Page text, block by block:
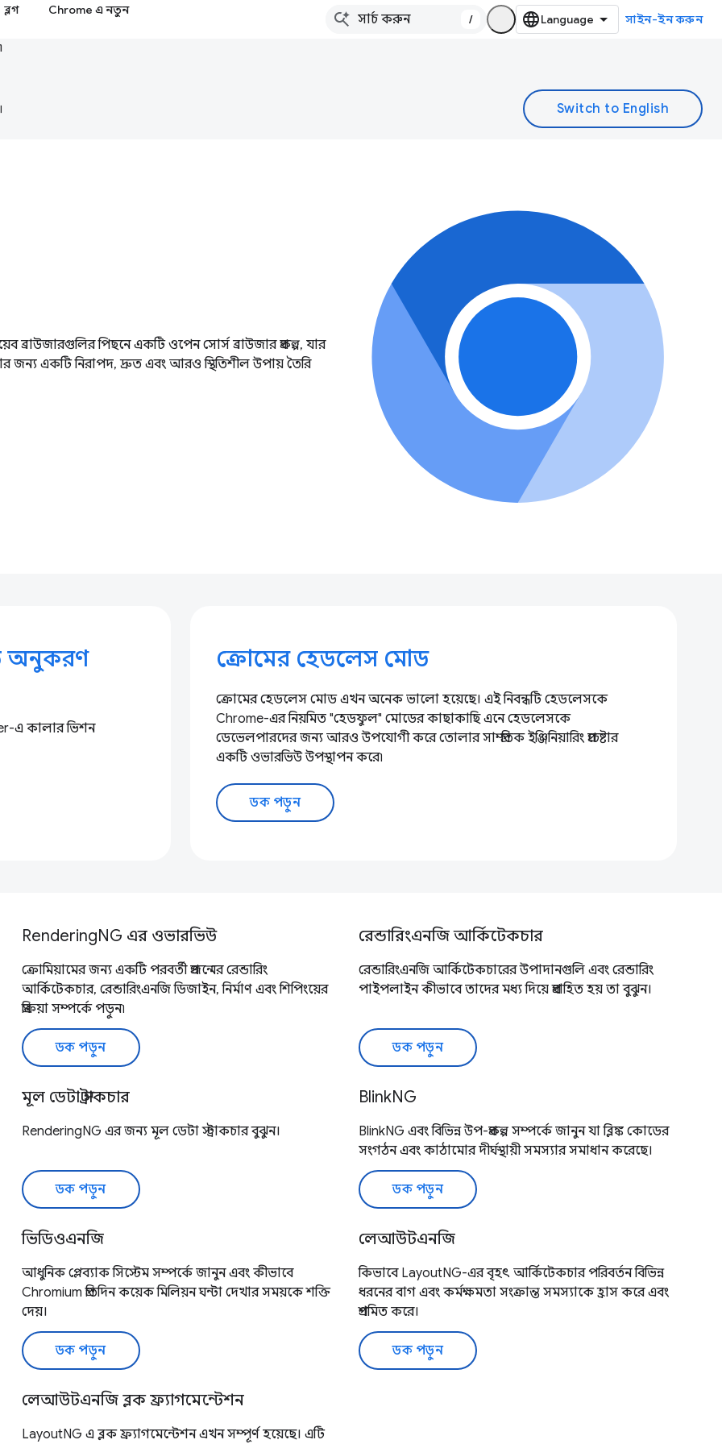
ব্লগ Chrome এ নতুন
/
সাইন-ইন করুন
পিছনে একটি ওপেন সোর্স ব্রাউজার প্রকল্প, যার
জন্য একটি নিরাপদ, দ্রুত এবং আরও স্থিতিশীল উপায় তৈরি
অনুকরণ
এ কালার ভিশন
ক্রোমের হেডলেস মোড
ক্রোমের হেডলেস মোড এখন অনেক ভালো হয়েছে। এই নিবন্ধটি হেডলেসকে
Chrome-এর নিয়মিত "হেডফুল" মোডের কাছাকাছি এনে হেডলেসকে
ডেভেলপারদের জন্য আরও উপযোগী করে তোলার সাম্প্রতিক ইঞ্জিনিয়ারিং প্রচেষ্টার
একটি ওভারভিউ উপস্থাপন করে৷
ডক পড়ুন
RenderingNG এর ওভারভিউ
ক্রোমিয়ামের জন্য একটি পরবর্তী প্রজন্মের রেন্ডারিং
আর্কিটেকচার, রেন্ডারিংএনজি ডিজাইন, নির্মাণ এবং শিপিংয়ের
প্রক্রিয়া সম্পর্কে পড়ুন৷
ডক পড়ুন
রেন্ডারিংএনজি আর্কিটেকচার
রেন্ডারিংএনজি আর্কিটেকচারের উপাদানগুলি এবং রেন্ডারিং
পাইপলাইন কীভাবে তাদের মধ্য দিয়ে প্রবাহিত হয় তা বুঝুন।
ডক পড়ুন
মূল ডেটা স্ট্রাকচার
RenderingNG এর জন্য মূল ডেটা স্ট্রাকচার বুঝুন।
ডক পড়ুন
BlinkNG
BlinkNG এবং বিভিন্ন উপ-প্রকল্প সম্পর্কে জানুন যা ব্লিঙ্ক কোডের
সংগঠন এবং কাঠামোর দীর্ঘস্থায়ী সমস্যার সমাধান করেছে।
ডক পড়ুন
ভিডিওএনজি
আধুনিক প্লেব্যাক সিস্টেম সম্পর্কে জানুন এবং কীভাবে
Chromium প্রতিদিন কয়েক মিলিয়ন ঘন্টা দেখার সময়কে শক্তি
দেয়।
ডক পড়ুন
লেআউটএনজি
কিভাবে LayoutNG-এর বৃহৎ আর্কিটেকচার পরিবর্তন বিভিন্ন
ধরনের বাগ এবং কর্মক্ষমতা সংক্রান্ত সমস্যাকে হ্রাস করে এবং
প্রশমিত করে।
ডক পড়ুন
লেআউটএনজি ব্লক ফ্র্যাগমেন্টেশন
LayoutNG এ ব্লক ফ্র্যাগমেন্টেশন এখন সম্পূর্ণ হয়েছে। এটি